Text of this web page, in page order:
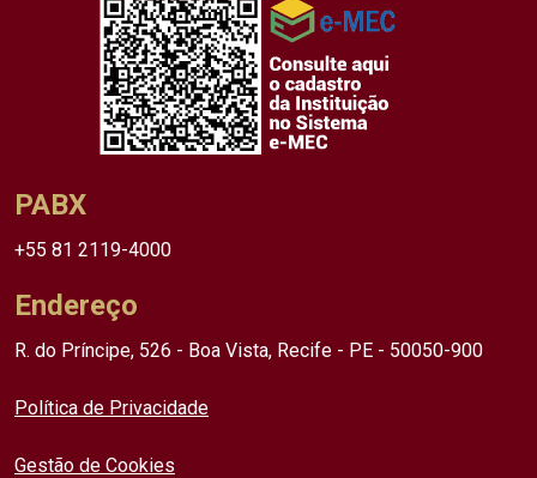
PABX
+55 81 2119-4000
Endereço
R. do Príncipe, 526 - Boa Vista, Recife - PE - 50050-900
Política de Privacidade
Gestão de Cookies